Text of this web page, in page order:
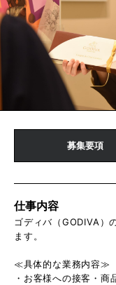
募集要項
仕事内容
ゴディバ（GODIVA）
ます。
≪具体的な業務内容≫
・お客様への接客・商